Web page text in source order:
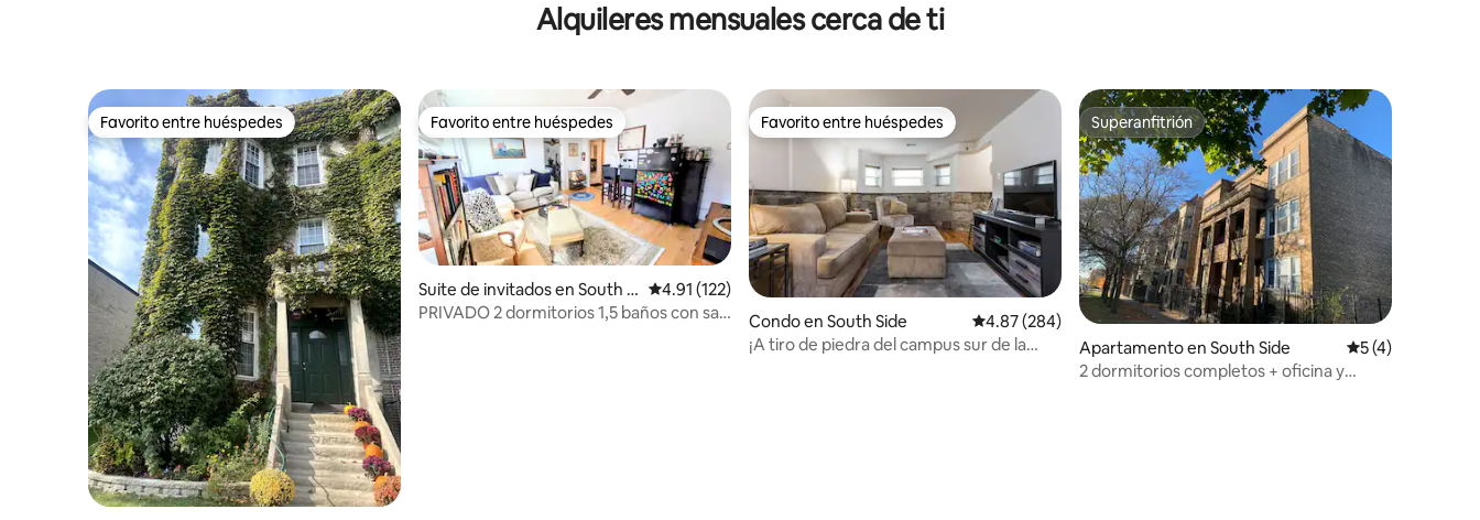
Alquileres mensuales cerca de ti
Favorito entre huéspedes
Favorito entre huéspedes Favorito entre huéspedes
Favorito entre huéspedes
Suite de invitados en South Si
de
Calificación promedio: 4.91 de 5, 122 reseñas
4.91 (122)
PRIVADO 2 dormitorios 1,5 baños con sala
Favorito entre huéspedes
Favorito entre huéspedes
Condo en South Side Calificación promedio: 4.87 de 5, 284 reseñas
4.87 (284)
¡A tiro de piedra del campus sur de la
Superanfitrión
Superanfitrión
Apartamento en South Side Calificación
5 (4)
2 dormitorios completos + oficina y